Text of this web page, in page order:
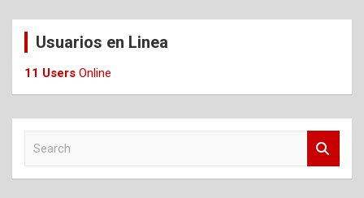
Usuarios en Linea
11 Users Online